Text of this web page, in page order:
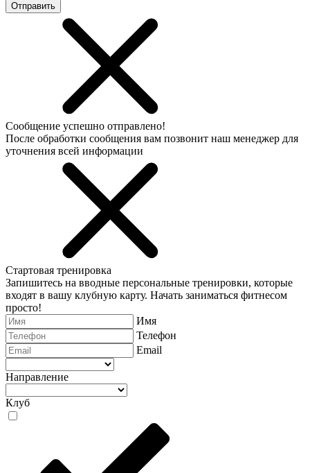
Отправить
Сообщение успешно отправлено!
После обработки сообщения вам позвонит наш менеджер для
уточнения всей информации
Стартовая тренировка
Запишитесь на вводные персональные тренировки, которые
входят в вашу клубную карту. Начать заниматься фитнесом
просто!
Имя
Телефон
Email
Направление
Клуб